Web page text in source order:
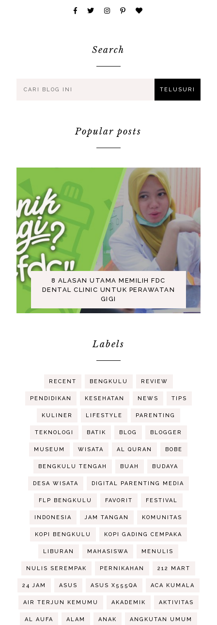
Search
Popular posts
8 ALASAN UTAMA MEMILIH FDC
DENTAL CLINIC UNTUK PERAWATAN
GIGI
Labels
RECENT BENGKULU REVIEW
PENDIDIKAN KESEHATAN NEWS TIPS
KULINER LIFESTYLE PARENTING
TEKNOLOGI BATIK BLOG BLOGGER
MUSEUM WISATA AL QURAN BOBE
BENGKULU TENGAH BUAH BUDAYA
DESA WISATA DIGITAL PARENTING MEDIA
FLP BENGKULU FAVORIT FESTIVAL
INDONESIA JAM TANGAN KOMUNITAS
KOPI BENGKULU KOPI GADING CEMPAKA
LIBURAN MAHASISWA MENULIS
NULIS SEREMPAK PERNIKAHAN 212 MART
24 JAM ASUS ASUS X555QA ACA KUMALA
AIR TERJUN KEMUMU AKADEMIK AKTIVITAS
AL AUFA ALAM ANAK ANGKUTAN UMUM